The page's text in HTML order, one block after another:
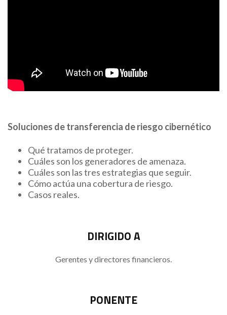
Soluciones de transferencia de riesgo cibernético
Qué tratamos de proteger.
Cuáles son los generadores de amenaza.
Cuáles son las tres estrategias que seguir.
Cómo actúa una cobertura de riesgo.
Casos reales.
DIRIGIDO A
Gerentes y directores financieros.
PONENTE